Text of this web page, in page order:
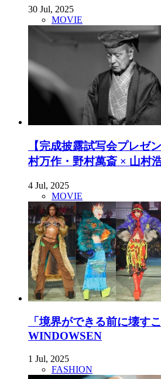
30 Jul, 2025
MOVIE
【完成披露試写会プレゼ
村万作・野村萬斎 × 山村
4 Jul, 2025
MOVIE
「境界ができる前に壊す
WINDOWSEN
1 Jul, 2025
FASHION